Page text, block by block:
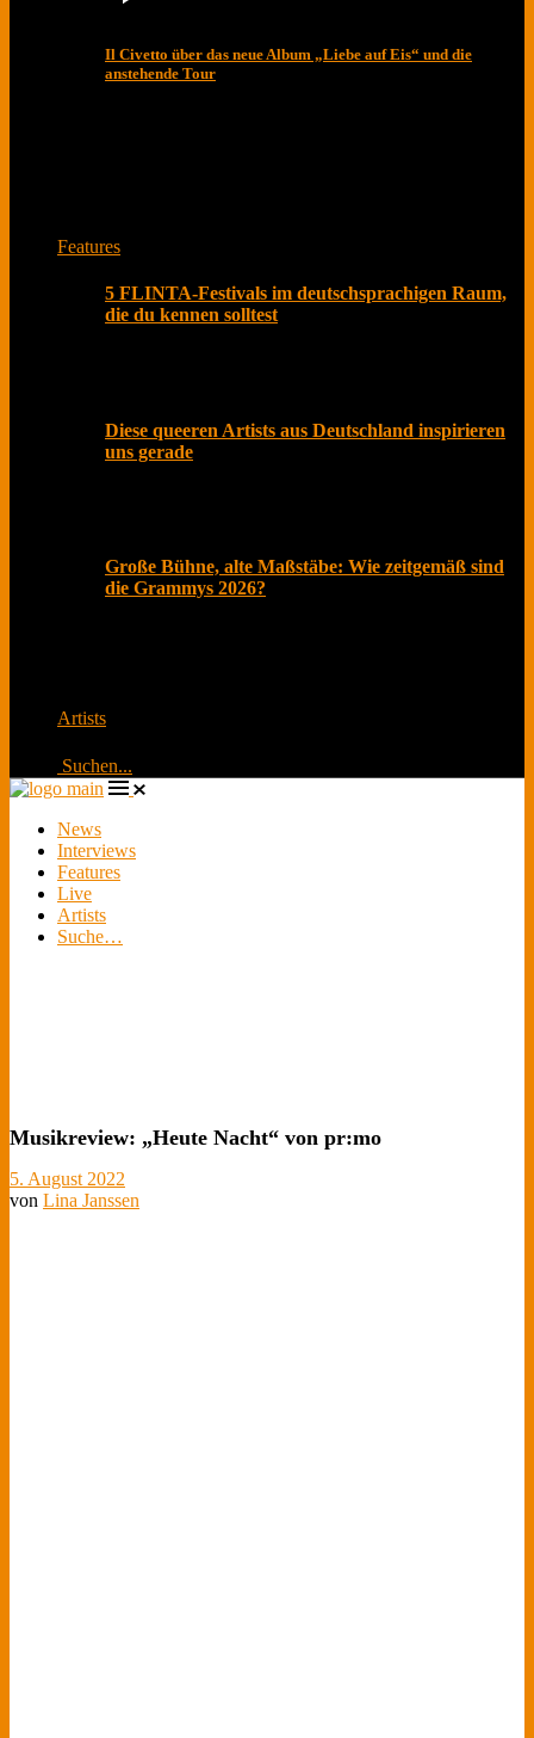
Il Civetto über das neue Album „Liebe auf Eis“ und die
anstehende Tour
Features
5 FLINTA-Festivals im deutschsprachigen Raum,
die du kennen solltest
Diese queeren Artists aus Deutschland inspirieren
uns gerade
Große Bühne, alte Maßstäbe: Wie zeitgemäß sind
die Grammys 2026?
Artists
Suchen...
News
Interviews
Features
Live
Artists
Suche…
Musikreview: „Heute Nacht“ von pr:mo
5. August 2022
von Lina Janssen